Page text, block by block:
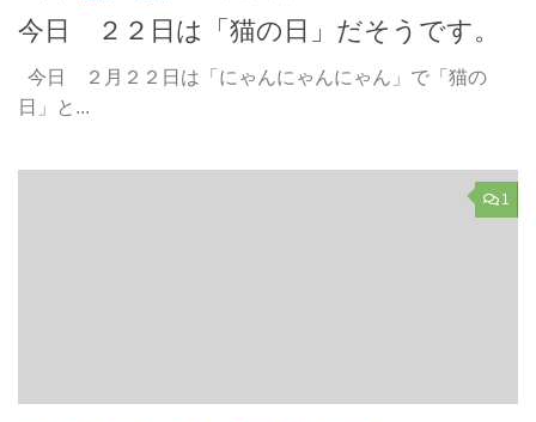
今日 ２２日は「猫の日」だそうです。
今日 ２月２２日は「にゃんにゃんにゃん」で「猫の
日」と...
1